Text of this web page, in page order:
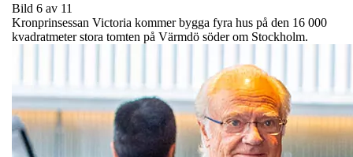
Bild 6 av 11
Kronprinsessan Victoria kommer bygga fyra hus på den 16 000
kvadratmeter stora tomten på Värmdö söder om Stockholm.